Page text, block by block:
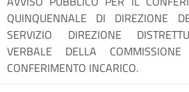
QUINQUENNALE DI DIREZIONE
SERVIZIO DIREZIONE
VERBALE DELLA
CONFERIMENTO INCARICO.